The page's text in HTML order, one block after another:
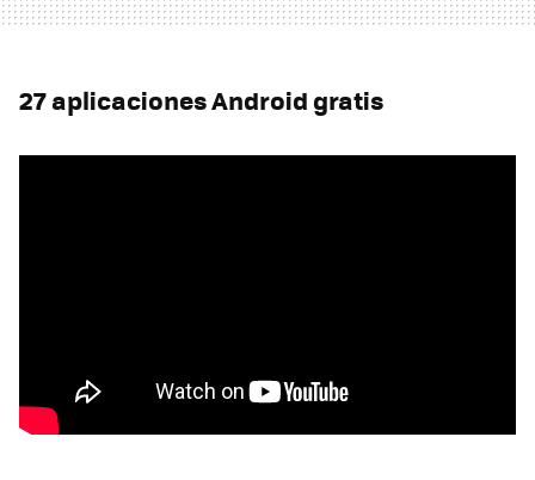
27 aplicaciones Android gratis